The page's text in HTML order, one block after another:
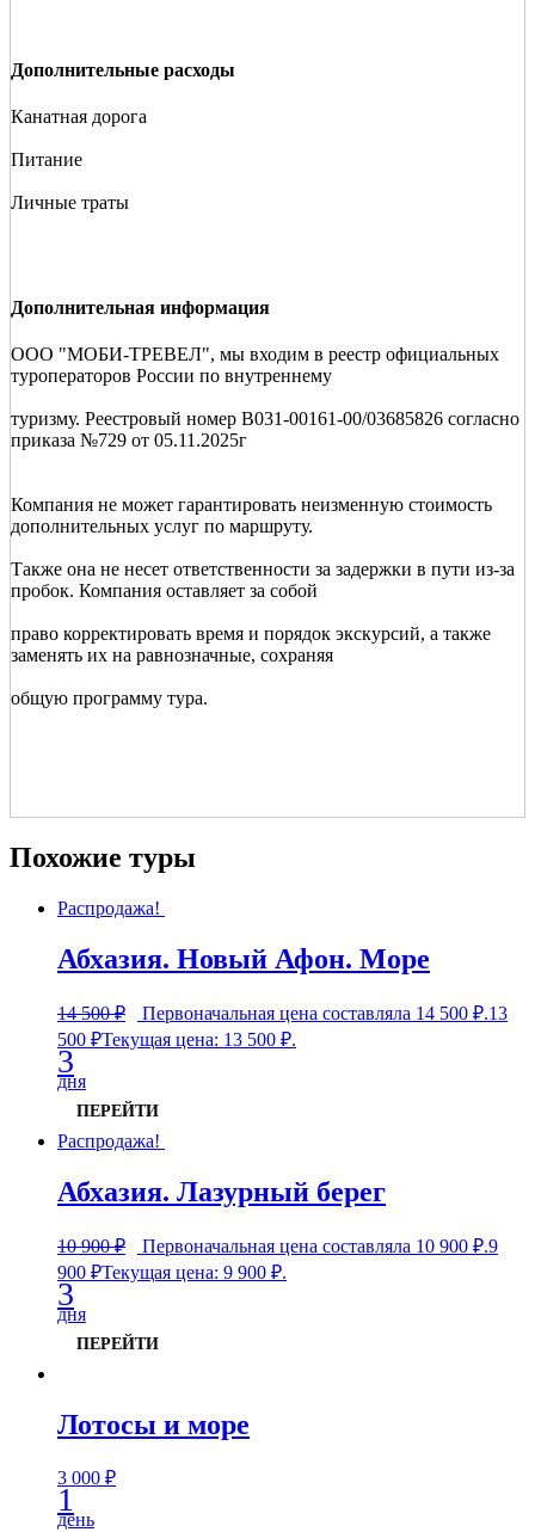
Дополнительные расходы
Канатная дорога
Питание
Личные траты
Дополнительная информация
ООО "МОБИ-ТРЕВЕЛ", мы входим в реестр официальных
туроператоров России по внутреннему
туризму. Реестровый номер В031-00161-00/03685826 согласно
приказа №729 от 05.11.2025г
Компания не может гарантировать неизменную стоимость
дополнительных услуг по маршруту.
Также она не несет ответственности за задержки в пути из-за
пробок. Компания оставляет за собой
право корректировать время и порядок экскурсий, а также
заменять их на равнозначные, сохраняя
общую программу тура.
Похожие туры
Распродажа!
Абхазия. Новый Афон. Море
14 500₽ Первоначальная цена составляла 14 500 ₽.13
500 ₽Текущая цена: 13 500 ₽.
3
дня
ПЕРЕЙТИ
Распродажа!
Абхазия. Лазурный берег
10 900₽ Первоначальная цена составляла 10 900 ₽.9
900 ₽Текущая цена: 9 900 ₽.
3
дня
ПЕРЕЙТИ
Лотосы и море
3 000 ₽
1
день